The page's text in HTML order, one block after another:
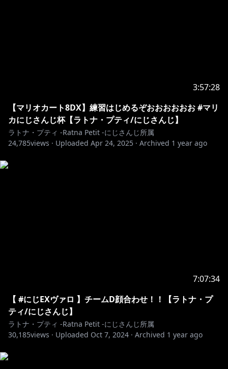
3:57:28
【マリオカート8DX】練習はじめるぞおおおおおお #マリ
カにじさんじ杯【ラトナ・プティ/にじさんじ】
ラトナ・プティ -Ratna Petit -にじさんじ所属
24,785views · Uploaded Apr 24, 2025 · Archived 1 year ago
7:07:34
【 #にじEXヴァロ 】チームD顔合わせ！！【ラトナ・プ
ティ/にじさんじ】
ラトナ・プティ -Ratna Petit -にじさんじ所属
30,185views · Uploaded Oct 7, 2024 · Archived 1 year ago